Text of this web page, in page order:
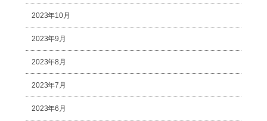
2023年10月
2023年9月
2023年8月
2023年7月
2023年6月